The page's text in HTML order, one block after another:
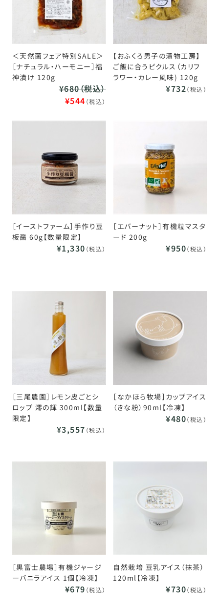
＜天然菌フェア特別SALE＞
［ナチュラル・ハーモニー］福
神漬け 120g
¥680（税込）
¥544 （税込）
【おふくろ男子の漬物工房】
ご飯に合うピクルス（カリフ
ラワー・カレー風味) 120g
¥732（税込）
［イーストファーム］手作り豆
板醤 60g【数量限定】
¥1,330 （税込）
［エバーナット］有機粒マスタ
ード 200g
¥950（税込）
［三尾農園］レモン皮ごとシ
ロップ 澪の輝 300ml【数量
限定】
¥3,557 （税込）
［なかほら牧場］カップアイス
（きな粉）90ml【冷凍】
¥480（税込）
［黒富士農場］有機ジャージ
ーバニラアイス 1個【冷凍】
¥679 （税込）
自然栽培 豆乳アイス（抹茶）
120ml【冷凍】
¥730（税込）